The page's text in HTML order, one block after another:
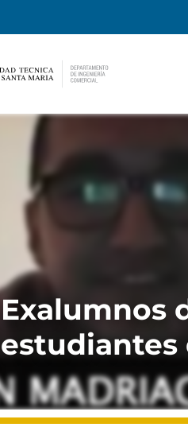
Exalumnos
estudiantes